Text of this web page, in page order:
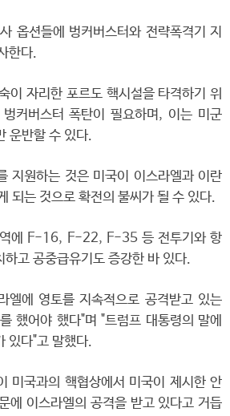
옵션들에 벙커버스터와 전략폭격기 지
한다.
이 자리한 포르도 핵시설을 타격하기 위
커버스터 폭탄이 필요하며, 이는 미군
운반할 수 있다.
지원하는 것은 미국이 이스라엘과 이란
되는 것으로 확전의 불씨가 될 수 있다.
역에 F-16, F-22, F-35 등 전투기와 항
하고 공중급유기도 증강한 바 있다.
엘에 영토를 지속적으로 공격받고 있는
했어야 했다"며 "트럼프 대통령의 말에
있다"고 말했다.
미국과의 핵협상에서 미국이 제시한 안
에 이스라엘의 공격을 받고 있다고 거듭